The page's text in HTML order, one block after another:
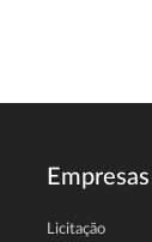
Empresas
Licitação